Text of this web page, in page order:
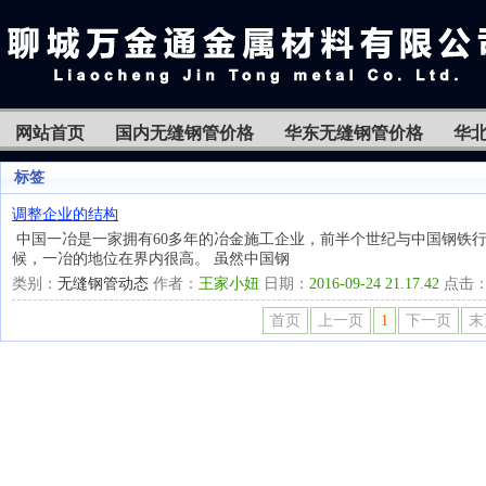
网站首页 国内无缝钢管价格 华东无缝钢管价格 华
标签
调整企业的结构
中国一冶是一家拥有60多年的冶金施工企业，前半个世纪与中国钢铁
候，一冶的地位在界内很高。 虽然中国钢
类别： 无缝钢管动态 作者： 王家小妞 日期： 2016-09-24 21.17.42 点击
首页 上一页 1 下一页